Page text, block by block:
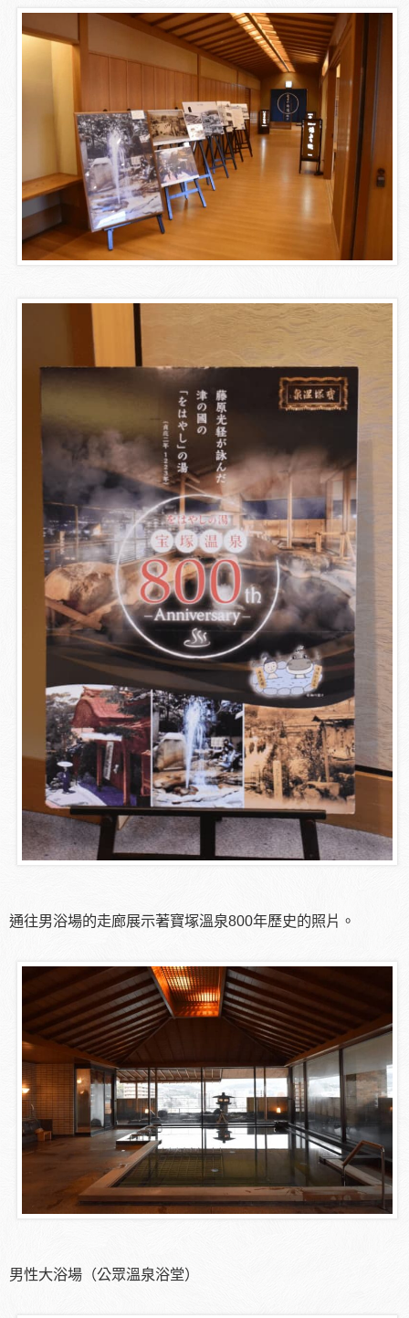
通往男浴場的走廊展示著寶塚溫泉800年歷史的照片。
男性大浴場（公眾溫泉浴堂）